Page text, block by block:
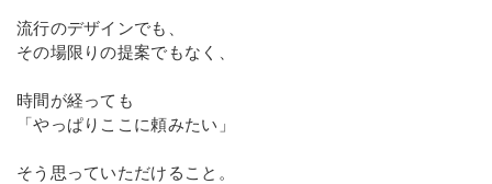
流行のデザインでも、
その場限りの提案でもなく、
時間が経っても
「やっぱりここに頼みたい」
そう思っていただけること。